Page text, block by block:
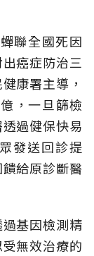
聯全國死因
癌症防治三
康署主導，
，一旦篩檢
過健保快易
發送回診提
給原診斷醫
基因檢測精
無效治療的